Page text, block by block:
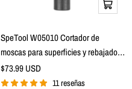
Añadir
a
SpeTool W05010 Cortador de
moscas para superficies y rebajados
con inserto recubierto de ATS Diseño
de flauta 2+2 Broca enrutadora de
Precio
de
$73.99 USD
11 reseñas